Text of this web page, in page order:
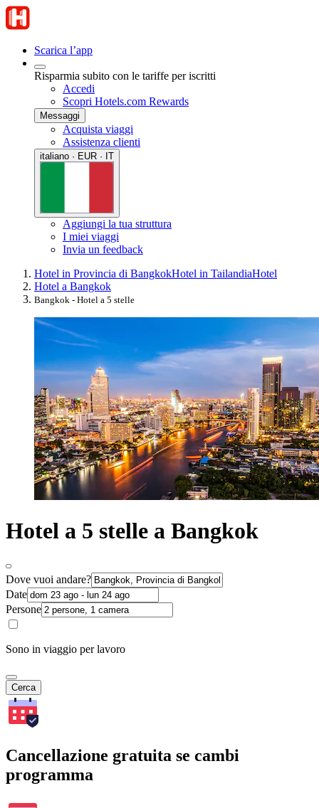
Scarica l’app
Risparmia subito con le tariffe per iscritti
Accedi
Scopri Hotels.com Rewards
Messaggi
Acquista viaggi
Assistenza clienti
italiano · EUR · IT
Aggiungi la tua struttura
I miei viaggi
Invia un feedback
Hotel in Provincia di BangkokHotel in TailandiaHotel
Hotel a Bangkok
Bangkok - Hotel a 5 stelle
Hotel a 5 stelle a Bangkok
Dove vuoi andare?
Date
Persone
Sono in viaggio per lavoro
Cerca
Cancellazione gratuita se cambi
programma